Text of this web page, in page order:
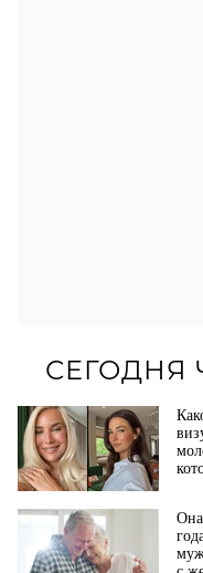
СЕГОДНЯ